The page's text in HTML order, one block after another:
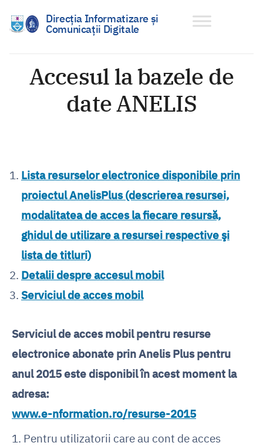
conținut
Direcția Informatizare și
Comunicații Digitale
Accesul la bazele de
date ANELIS
Lista resurselor electronice disponibile prin
proiectul AnelisPlus (descrierea resursei,
modalitatea de acces la fiecare resursă,
ghidul de utilizare a resursei respective şi
lista de titluri)
Detalii despre accesul mobil
Serviciul de acces mobil
Serviciul de acces mobil pentru resurse
electronice abonate prin Anelis Plus pentru
anul 2015 este disponibil în acest moment la
adresa:
www.e-nformation.ro/resurse-2015
1. Pentru utilizatorii care au cont de acces